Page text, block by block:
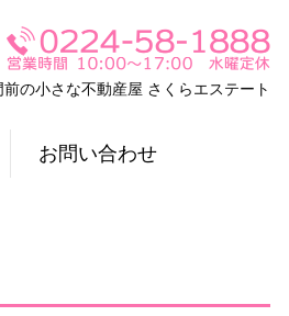
の小さな不動産屋 さくらエステート
お問い合わせ